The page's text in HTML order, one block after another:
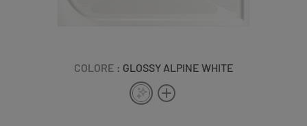
COLORE : GLOSSY ALPINE WHITE